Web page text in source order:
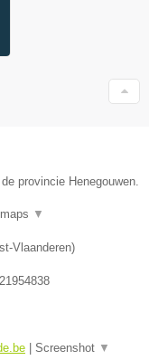
provincie Henegouwen.
▼
Vlaanderen)
Screenshot ▼